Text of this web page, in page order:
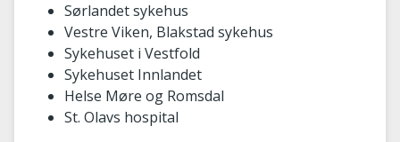
Sørlandet sykehus
Vestre Viken, Blakstad sykehus
Sykehuset i Vestfold
Sykehuset Innlandet
Helse Møre og Romsdal
St. Olavs hospital